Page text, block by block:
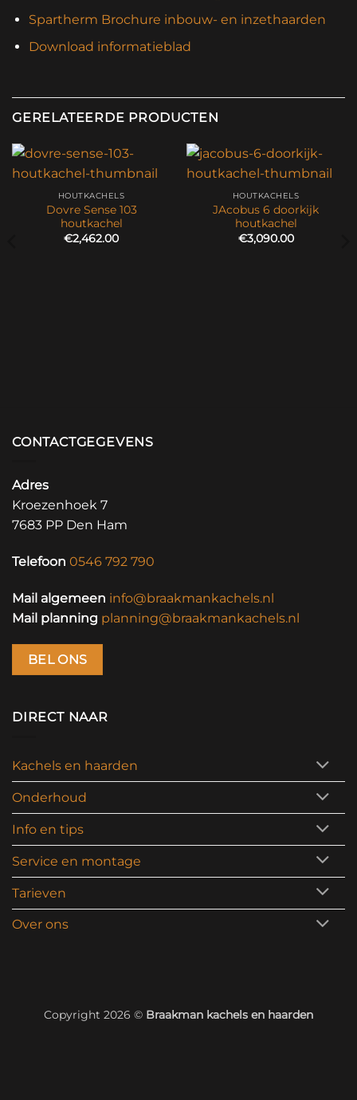
Spartherm Brochure inbouw- en inzethaarden
Download informatieblad
GERELATEERDE PRODUCTEN
HOUTKACHELS
Dovre Sense 103
houtkachel
€2,462.00
HOUTKACHELS
JAcobus 6 doorkijk
houtkachel
€3,090.00
CONTACTGEGEVENS
Adres
Kroezenhoek 7
7683 PP Den Ham
Telefoon 0546 792 790
Mail algemeen info@braakmankachels.nl
Mail planning planning@braakmankachels.nl
BEL ONS
DIRECT NAAR
Kachels en haarden
Onderhoud
Info en tips
Service en montage
Tarieven
Over ons
Copyright 2026 © Braakman kachels en haarden